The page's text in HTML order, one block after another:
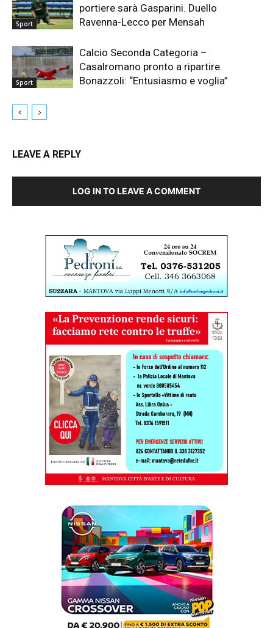
Sport
portiere sarà Gasparini. Duello
Ravenna-Lecco per Mensah
Sport
Calcio Seconda Categoria –
Casalromano pronto a ripartire.
Bonazzoli: “Entusiasmo e voglia”
LEAVE A REPLY
LOG IN TO LEAVE A COMMENT